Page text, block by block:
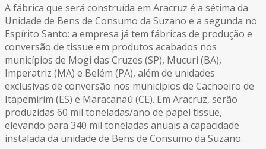
A fábrica que será construída em Aracruz é a sétima da
Unidade de Bens de Consumo da Suzano e a segunda no
Espírito Santo: a empresa já tem fábricas de produção e
conversão de tissue em produtos acabados nos
municípios de Mogi das Cruzes (SP), Mucuri (BA),
Imperatriz (MA) e Belém (PA), além de unidades
exclusivas de conversão nos municípios de Cachoeiro de
Itapemirim (ES) e Maracanaú (CE). Em Aracruz, serão
produzidas 60 mil toneladas/ano de papel tissue,
elevando para 340 mil toneladas anuais a capacidade
instalada da unidade de Bens de Consumo da Suzano.